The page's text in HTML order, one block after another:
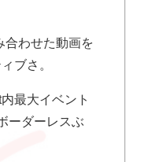
合わせた動画を
ブさ。
最大イベント
ーダーレスぶ